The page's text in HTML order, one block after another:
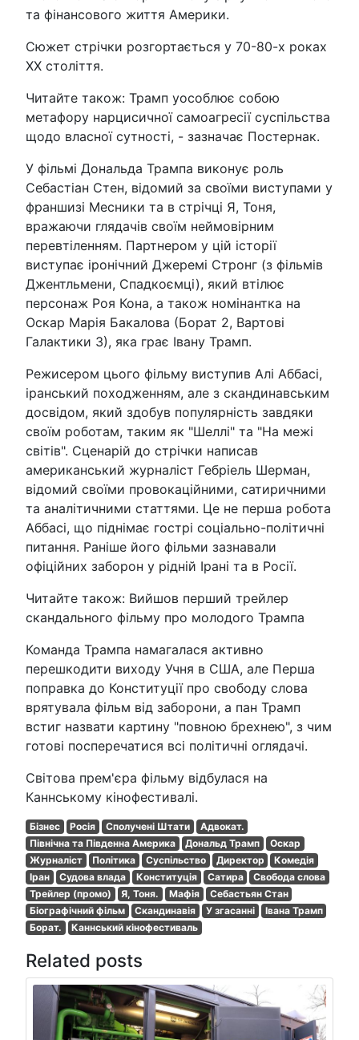
та фінансового життя Америки.
Сюжет стрічки розгортається у 70-80-х роках
XX століття.
Читайте також: Трамп уособлює собою
метафору нарцисичної самоагресії суспільства
щодо власної сутності, - зазначає Постернак.
У фільмі Дональда Трампа виконує роль
Себастіан Стен, відомий за своїми виступами у
франшизі Месники та в стрічці Я, Тоня,
вражаючи глядачів своїм неймовірним
перевтіленням. Партнером у цій історії
виступає іронічний Джеремі Стронг (з фільмів
Джентльмени, Спадкоємці), який втілює
персонаж Роя Кона, а також номінантка на
Оскар Марія Бакалова (Борат 2, Вартові
Галактики 3), яка грає Івану Трамп.
Режисером цього фільму виступив Алі Аббасі,
іранський походженням, але з скандинавським
досвідом, який здобув популярність завдяки
своїм роботам, таким як "Шеллі" та "На межі
світів". Сценарій до стрічки написав
американський журналіст Гебріель Шерман,
відомий своїми провокаційними, сатиричними
та аналітичними статтями. Це не перша робота
Аббасі, що піднімає гострі соціально-політичні
питання. Раніше його фільми зазнавали
офіційних заборон у рідній Ірані та в Росії.
Читайте також: Вийшов перший трейлер
скандального фільму про молодого Трампа
Команда Трампа намагалася активно
перешкодити виходу Учня в США, але Перша
поправка до Конституції про свободу слова
врятувала фільм від заборони, а пан Трамп
встиг назвати картину "повною брехнею", з чим
готові посперечатися всі політичні оглядачі.
Світова прем'єра фільму відбулася на
Каннському кінофестивалі.
Бізнес Росія Сполучені Штати
Адвокат.
Північна та Південна Америка
Дональд Трамп
Оскар
Журналіст
Політика Суспільство Директор
Комедія
Іран
Судова влада Конституція Сатира
Свобода слова
Трейлер (промо)
Я, Тоня. Мафія
Себастьян Стан
Біографічний фільм
Скандинавія У згасанні
Івана Трамп
Борат.
Каннський кінофестиваль
Related posts